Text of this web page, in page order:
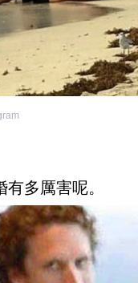
多厲害呢。